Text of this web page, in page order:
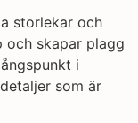
storlekar och
och skapar plagg
i
som är